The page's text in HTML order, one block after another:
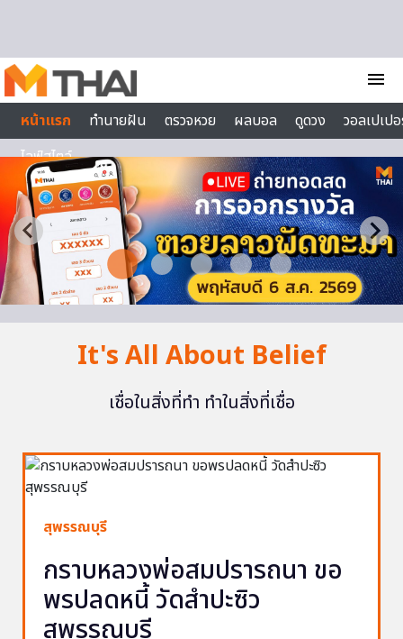
menu
หน้าแรก
ทำนายฝัน ตรวจหวย ผลบอล ดูดวง
วอลเปเป
ไลฟ์สไตล์
It's All About Belief
เชื่อในสิ่งที่ทำ ทำในสิ่งที่เชื่อ
สุพรรณบุรี
กราบหลวงพ่อสมปรารถนา ขอ
พรปลดหนี้ วัดสำปะซิว
สุพรรณบุรี